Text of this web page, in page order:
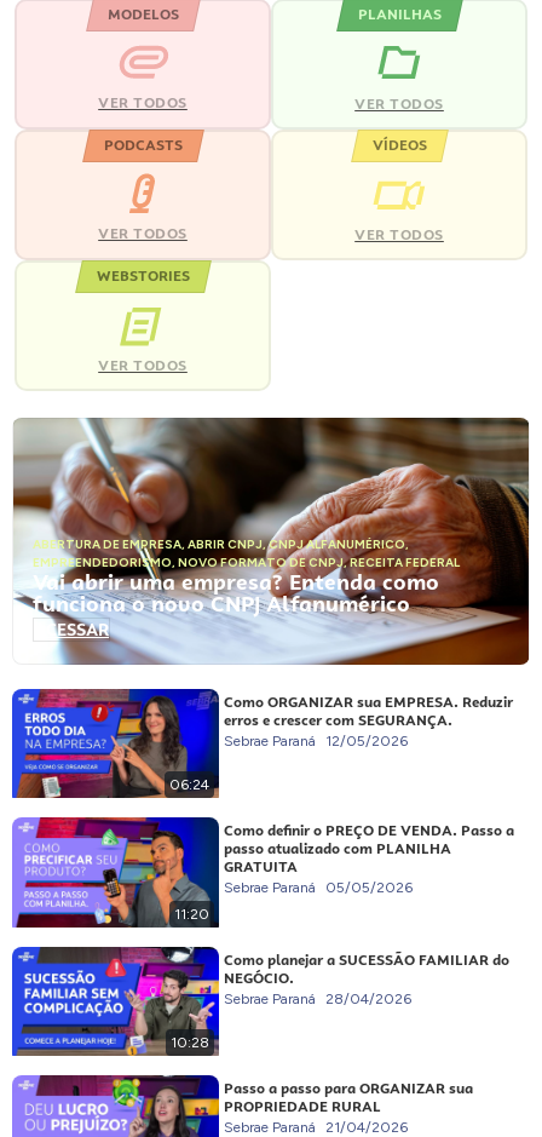
MODELOS
VER TODOS
PLANILHAS
VER TODOS
PODCASTS
VER TODOS
VÍDEOS
VER TODOS
WEBSTORIES
VER TODOS
ABERTURA DE EMPRESA, ABRIR CNPJ,CNPJ ALFANUMÉRICO,
EMPREENDEDORISMO, NOVO FORMATO DE CNPJ,RECEITA FEDERAL
Vai abrir uma empresa? Entenda como
funciona o novo CNPJ Alfanumérico
ACESSAR
06:24
Como ORGANIZAR sua EMPRESA. Reduzir
erros e crescer com SEGURANÇA.
Sebrae Paraná 12/05/2026
11:20
Como definir o PREÇO DE VENDA. Passo a
passo atualizado com PLANILHA
GRATUITA
Sebrae Paraná 05/05/2026
10:28
Como planejar a SUCESSÃO FAMILIAR do
NEGÓCIO.
Sebrae Paraná 28/04/2026
Passo a passo para ORGANIZAR sua
PROPRIEDADE RURAL
Sebrae Paraná 21/04/2026